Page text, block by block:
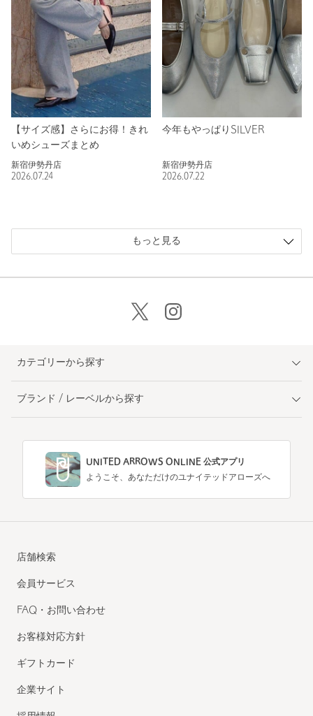
【サイズ感】さらにお得！きれ
いめシューズまとめ
新宿伊勢丹店
2026.07.24
今年もやっぱりSILVER
新宿伊勢丹店
2026.07.22
もっと見る
カテゴリーから探す
ブランド / レーベルから探す
UNITED ARROWS ONLINE 公式アプリ
ようこそ、あなただけのユナイテッドアローズへ
店舗検索
会員サービス
FAQ・お問い合わせ
お客様対応方針
ギフトカード
企業サイト